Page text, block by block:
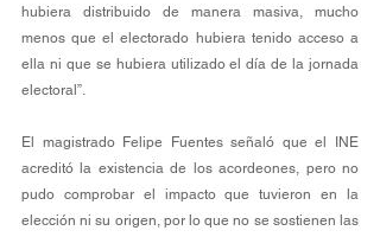
hubiera distribuido de manera masiva, mucho
menos que el electorado hubiera tenido acceso a
ella ni que se hubiera utilizado el día de la jornada
electoral”.
El magistrado Felipe Fuentes señaló que el INE
acreditó la existencia de los acordeones, pero no
pudo comprobar el impacto que tuvieron en la
elección ni su origen, por lo que no se sostienen las